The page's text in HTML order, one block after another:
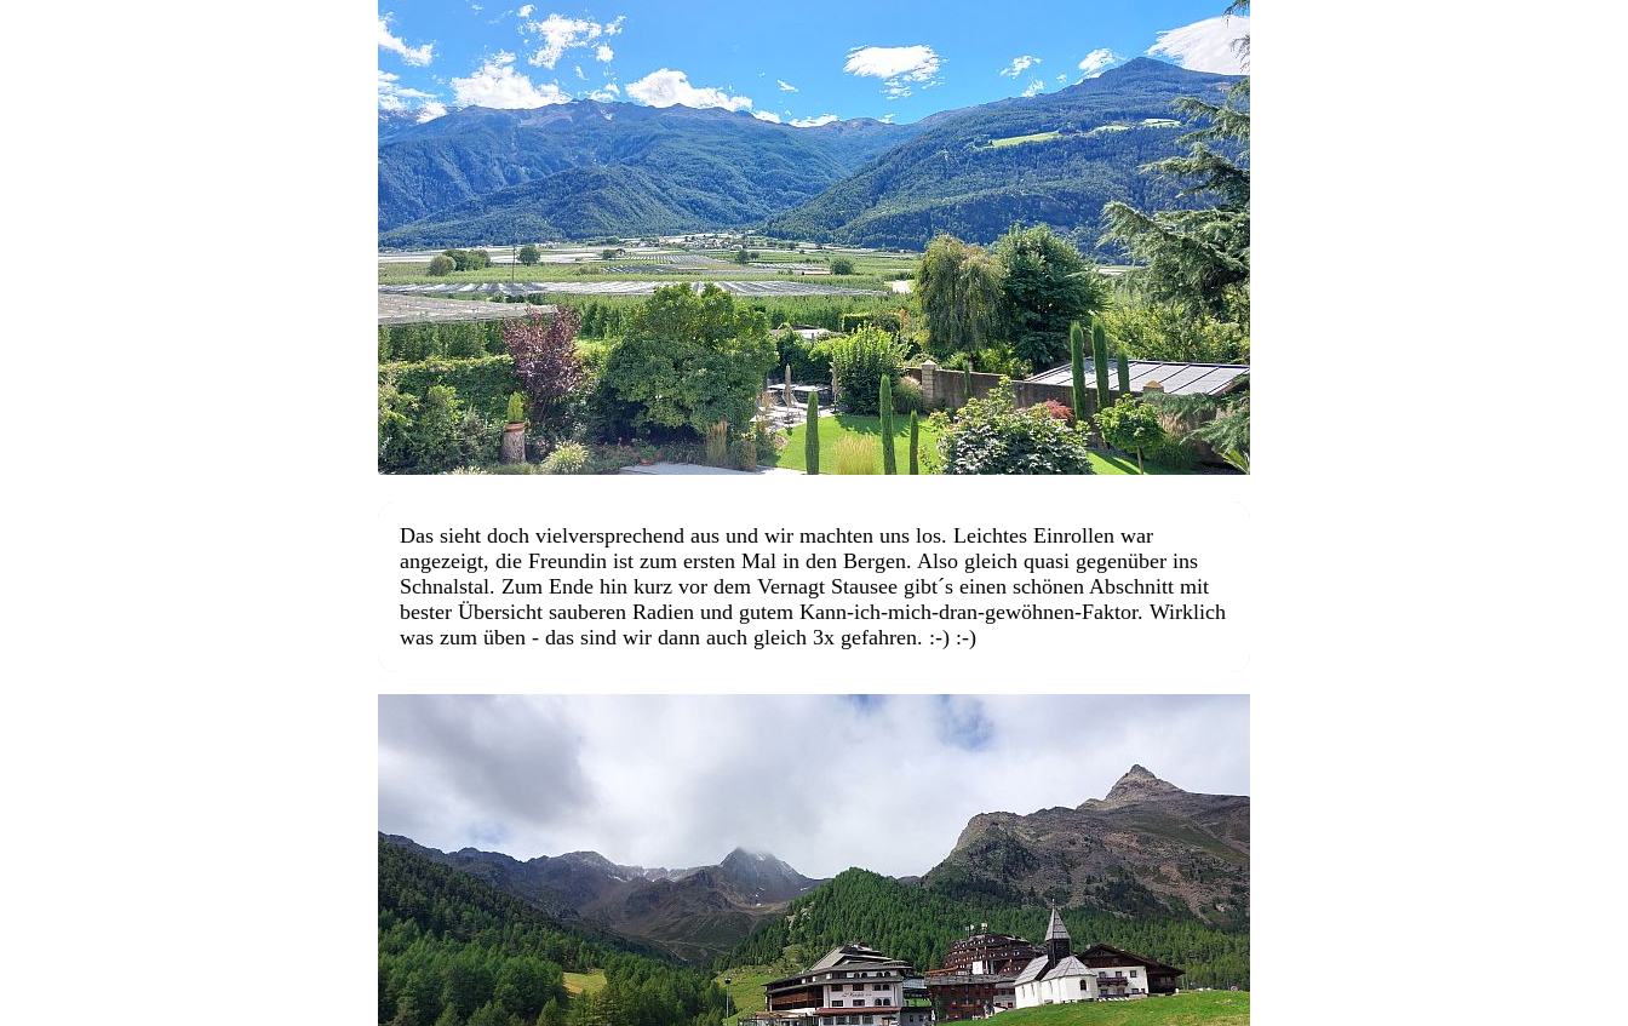
Das sieht doch vielversprechend aus und wir machten uns los. Leichtes Einrollen war
angezeigt, die Freundin ist zum ersten Mal in den Bergen. Also gleich quasi gegenüber ins
Schnalstal. Zum Ende hin kurz vor dem Vernagt Stausee gibt´s einen schönen Abschnitt mit
bester Übersicht sauberen Radien und gutem Kann-ich-mich-dran-gewöhnen-Faktor. Wirklich
was zum üben - das sind wir dann auch gleich 3x gefahren. :-) :-)